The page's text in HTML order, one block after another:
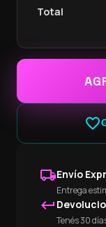
Total
favorite_border
local_shippingEnvío
Entrega
keyboard_return
Tenés 30